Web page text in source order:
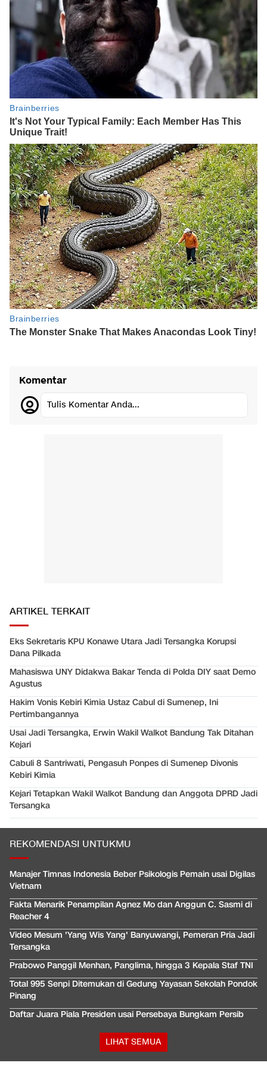
Komentar
Tulis Komentar Anda...
ARTIKEL TERKAIT
Eks Sekretaris KPU Konawe Utara Jadi Tersangka Korupsi
Dana Pilkada
Mahasiswa UNY Didakwa Bakar Tenda di Polda DIY saat Demo
Agustus
Hakim Vonis Kebiri Kimia Ustaz Cabul di Sumenep, Ini
Pertimbangannya
Usai Jadi Tersangka, Erwin Wakil Walkot Bandung Tak Ditahan
Kejari
Cabuli 8 Santriwati, Pengasuh Ponpes di Sumenep Divonis
Kebiri Kimia
Kejari Tetapkan Wakil Walkot Bandung dan Anggota DPRD Jadi
Tersangka
REKOMENDASI UNTUKMU
Manajer Timnas Indonesia Beber Psikologis Pemain usai Digilas
Vietnam
Fakta Menarik Penampilan Agnez Mo dan Anggun C. Sasmi di
Reacher 4
Video Mesum 'Yang Wis Yang' Banyuwangi, Pemeran Pria Jadi
Tersangka
Prabowo Panggil Menhan, Panglima, hingga 3 Kepala Staf TNI
Total 995 Senpi Ditemukan di Gedung Yayasan Sekolah Pondok
Pinang
Daftar Juara Piala Presiden usai Persebaya Bungkam Persib
LIHAT SEMUA